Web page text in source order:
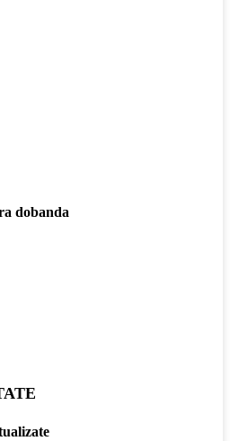
dobanda